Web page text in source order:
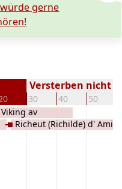
gerne
30 40 50
Versterben nicht
av
(Graaf van
Richeut (Richilde) d'